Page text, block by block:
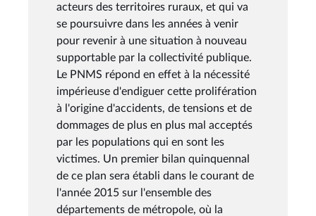
acteurs des territoires ruraux, et qui va
se poursuivre dans les années à venir
pour revenir à une situation à nouveau
supportable par la collectivité publique.
Le PNMS répond en effet à la nécessité
impérieuse d'endiguer cette prolifération
à l'origine d'accidents, de tensions et de
dommages de plus en plus mal acceptés
par les populations qui en sont les
victimes. Un premier bilan quinquennal
de ce plan sera établi dans le courant de
l'année 2015 sur l'ensemble des
départements de métropole, où la